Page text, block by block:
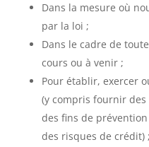
Dans la mesure où
par la loi ;
Dans le cadre de
cours ou à venir ;
Pour établir, exercer
(y compris fournir des
des fins de
des risques de crédit) ;